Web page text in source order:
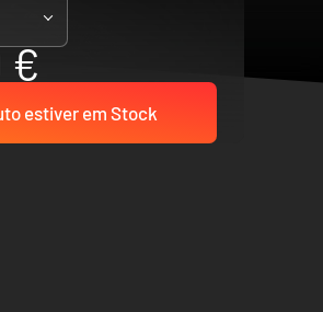
€
estiver em Stock